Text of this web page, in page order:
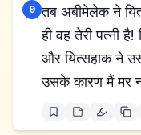
9 तब अबीमेलेक ने
ही वह तेरी पत्नी
और यित्सहाक ने
उसके कारण मैं मर